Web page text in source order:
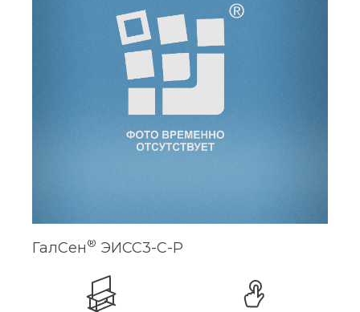
ГалСен® ЭИСС3-С-Р